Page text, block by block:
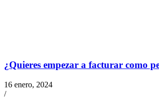
¿Quieres empezar a facturar como
16 enero, 2024
/